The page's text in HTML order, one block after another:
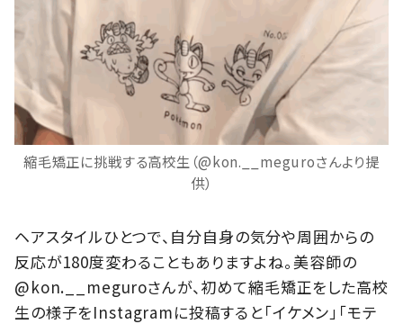
縮毛矯正に挑戦する高校生（@kon.__meguroさんより提
供）
ヘアスタイルひとつで、自分自身の気分や周囲からの
反応が180度変わることもありますよね。美容師の
@kon.__meguroさんが、初めて縮毛矯正をした高校
生の様子をInstagramに投稿すると「イケメン」「モテ